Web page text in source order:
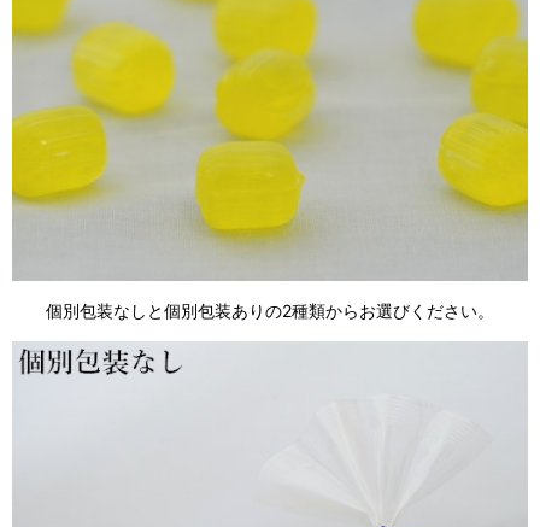
個別包装なしと個別包装ありの2種類からお選びください。